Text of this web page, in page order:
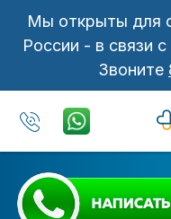
Мы открыты для
России - в связи
Звоните